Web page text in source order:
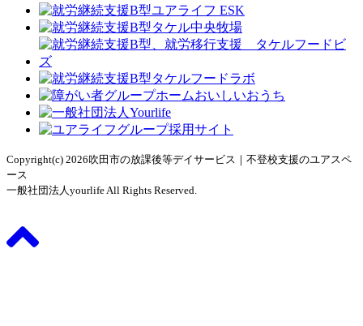
Copyright(c) 2026吹田市の放課後等デイサービス｜不登校支援のユアスペ
ース
一般社団法人yourlife All Rights Reserved.